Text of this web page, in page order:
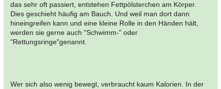
das sehr oft passiert, entstehen Fettpölsterchen am Körper.
Dies geschieht häufig am Bauch. Und weil man dort dann
hineingreifen kann und eine kleine Rolle in den Händen hält,
werden sie gerne auch "Schwimm-" oder
"Rettungsringe"genannt.
Wer sich also wenig bewegt, verbraucht kaum Kalorien. In der